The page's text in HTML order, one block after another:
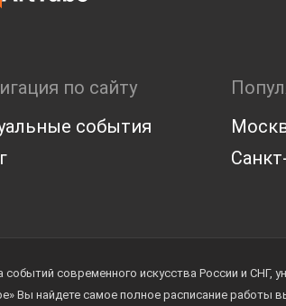
по сайту
события
современного искусства России и СНГ,
Вы найдете самое полное расписание работы